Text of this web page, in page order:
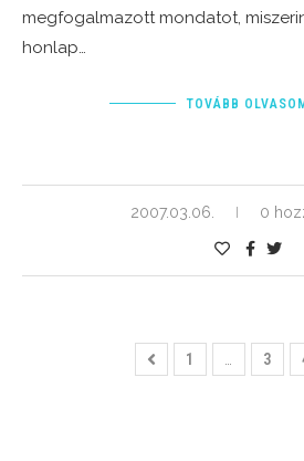
megfogalmazott mondatot,
honlap…
TOVÁBB
2007.03.06. 0
1 3